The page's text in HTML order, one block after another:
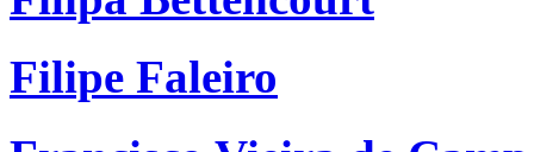
Filipe Faleiro